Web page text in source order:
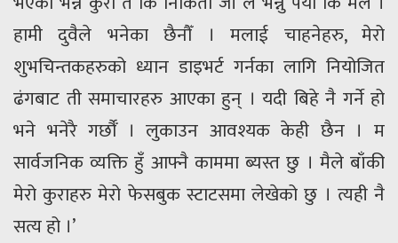
हामी दुवैले भनेका छैनौँ । मलाई चाहनेहरु, मेरो
शुभचिन्तकहरुको ध्यान डाइभर्ट गर्नका लागि नियोजित
ढंगबाट ती समाचारहरु आएका हुन् । यदी बिहे नै गर्ने हो
भने भनेरै गर्छौँ । लुकाउन आवश्यक केही छैन । म
सार्वजनिक व्यक्ति हुँ आफ्नै काममा ब्यस्त छु । मैले बाँकी
मेरो कुराहरु मेरो फेसबुक स्टाटसमा लेखेको छु । त्यही नै
सत्य हो ।’